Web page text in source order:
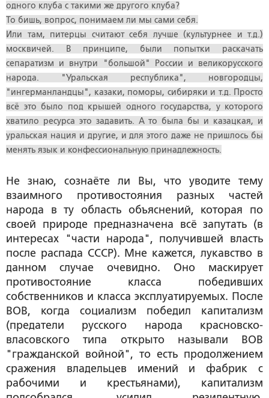
одного клуба с такими же другого клуба?
То бишь, вопрос, понимаем ли мы сами себя.
Или там, питерцы считают себя лучше (культурнее и т.д.)
москвичей. В принципе, были попытки раскачать
сепаратизм и внутри "большой" России и великорусского
народа. "Уральская республика", новгородцы,
"ингерманландцы", казаки, поморы, сибиряки и т.д. Просто
всё это было под крышей одного государства, у которого
хватило ресурса это задавить. А то была бы и казацкая, и
уральская нация и другие, и для этого даже не пришлось бы
менять язык и конфессиональную принадлежность.
Не знаю, сознаёте ли Вы, что уводите тему
взаимного противостояния разных частей
народа в ту область объяснений, которая по
своей природе предназначена всё запутать (в
интересах "части народа", получившей власть
после распада СССР). Мне кажется, лукавство в
данном случае очевидно. Оно маскирует
противостояние класса победивших
собственников и класса эксплуатируемых. После
ВОВ, когда социализм победил капитализм
(предатели русского народа красновско-
власовского типа открыто называли ВОВ
"гражданской войной", то есть продолжением
сражения владельцев имений и фабрик с
рабочими и крестьянами), капитализм